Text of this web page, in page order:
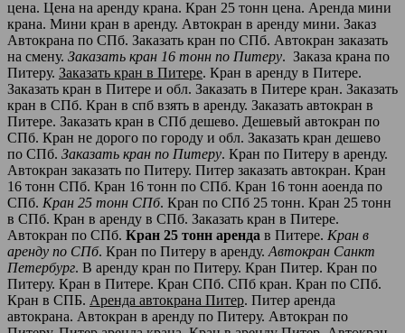
цена. Цена на аренду крана. Кран 25 тонн цена. Аренда мини
крана. Мини кран в аренду. Автокран в аренду мини. Заказ
Автокрана по СПб. Заказать кран по СПб. Автокран заказать
на смену. Заказать кран 16 тонн по Питеру. Заказа крана по
Питеру. Заказать кран в Питере. Кран в аренду в Питере.
Заказать кран в Питере и обл. Заказать в Питере кран. Заказать
кран в СПб. Кран в спб взять в аренду. Заказать автокран в
Питере. Заказать кран в СПб дешево. Дешевый автокран по
СПб. Кран не дорого по городу и обл. Заказать кран дешево
по СПб. Заказать кран по Питеру. Кран по Питеру в аренду.
Автокран заказать по Питеру. Питер заказать автокран. Кран
16 тонн СПб. Кран 16 тонн по СПб. Кран 16 тонн аоенда по
СПб. Кран 25 тонн СПб. Кран по СПб 25 тонн. Кран 25 тонн
в СПб. Кран в аренду в СПб. Заказать кран в Питере.
Автокран по СПб. Кран 25 тонн аренда в Питере. Кран в
аренду по СПб. Кран по Питеру в аренду. Автокран Санкт
Петербург. В аренду кран по Питеру. Кран Питер. Кран по
Питеру. Кран в Питере. Кран СПб. СПб кран. Кран по СПб.
Кран в СПБ. Аренда автокрана Питер. Питер аренда
автокрана. Автокран в аренду по Питеру. Автокран по